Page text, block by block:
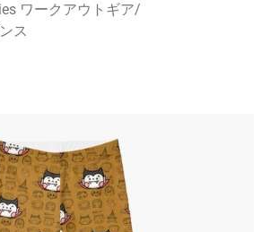
ワークアウトギア/
ス